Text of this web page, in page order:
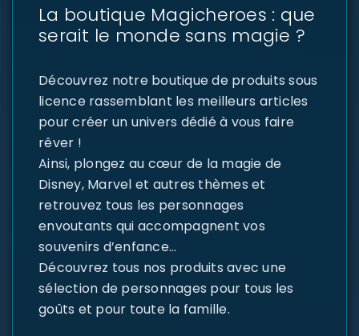
La boutique Magicheroes : que
serait le monde sans magie ?
Découvrez notre boutique de produits sous
licence rassemblant les meilleurs articles
pour créer un univers dédié à vous faire
rêver !
Ainsi, plongez au cœur de la magie de
Disney, Marvel et autres thèmes et
retrouvez tous les personnages
envoutants qui accompagnent vos
souvenirs d’enfance…
Découvrez tous nos produits avec une
sélection de personnages pour tous les
goûts et pour toute la famille.